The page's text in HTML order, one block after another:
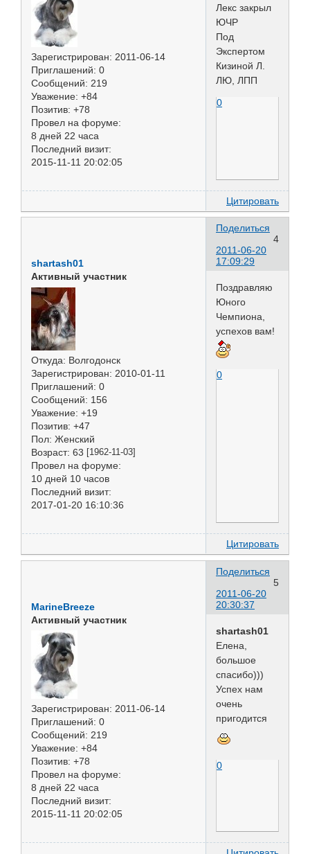
Зарегистрирован: 2011-06-14
Приглашений: 0
Сообщений: 219
Уважение: +84
Позитив: +78
Провел на форуме:
8 дней 22 часа
Последний визит:
2015-11-11 20:02:05
Лекс закрыл
ЮЧР
Под
Экспертом
Кизиной Л.
ЛЮ, ЛПП
0
Цитировать
Поделиться
4
2011-06-20
17:09:29
shartash01
Активный участник
Откуда: Волгодонск
Зарегистрирован: 2010-01-11
Приглашений: 0
Сообщений: 156
Уважение: +19
Позитив: +47
Пол: Женский
Возраст: 63 [1962-11-03]
Провел на форуме:
10 дней 10 часов
Последний визит:
2017-01-20 16:10:36
Поздравляю
Юного
Чемпиона,
успехов вам!
0
Цитировать
Поделиться
5
2011-06-20
20:30:37
MarineBreeze
Активный участник
Зарегистрирован: 2011-06-14
Приглашений: 0
Сообщений: 219
Уважение: +84
Позитив: +78
Провел на форуме:
8 дней 22 часа
Последний визит:
2015-11-11 20:02:05
shartash01
Елена,
большое
спасибо)))
Успех нам
очень
пригодится
0